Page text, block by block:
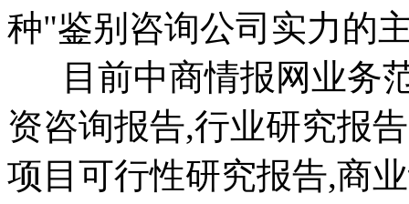
种"鉴别咨询公司实力的
目前中商情报网业务
资咨询报告,行业研究报
项目可行性研究报告,商